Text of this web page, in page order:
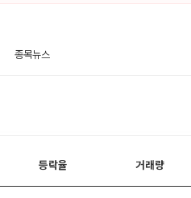
종목뉴스